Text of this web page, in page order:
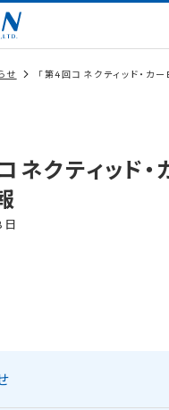
せ 「第4回コネクティッド・カ
ネクティッド・